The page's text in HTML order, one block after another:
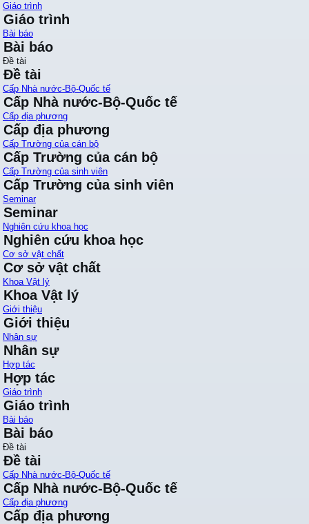
Giáo trình
Giáo trình
Bài báo
Bài báo
Đề tài
Đề tài
Cấp Nhà nước-Bộ-Quốc tế
Cấp Nhà nước-Bộ-Quốc tế
Cấp địa phương
Cấp địa phương
Cấp Trường của cán bộ
Cấp Trường của cán bộ
Cấp Trường của sinh viên
Cấp Trường của sinh viên
Seminar
Seminar
Nghiên cứu khoa học
Nghiên cứu khoa học
Cơ sở vật chất
Cơ sở vật chất
Khoa Vật lý
Khoa Vật lý
Giới thiệu
Giới thiệu
Nhân sự
Nhân sự
Hợp tác
Hợp tác
Giáo trình
Giáo trình
Bài báo
Bài báo
Đề tài
Đề tài
Cấp Nhà nước-Bộ-Quốc tế
Cấp Nhà nước-Bộ-Quốc tế
Cấp địa phương
Cấp địa phương